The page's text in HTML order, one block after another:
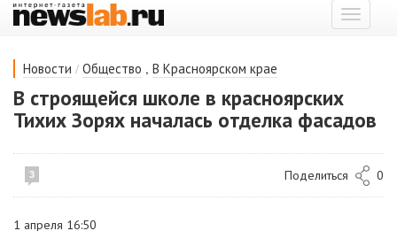
Показать
меню
Новости / Общество , В Красноярском крае
В строящейся школе в красноярских
Тихих Зорях началась отделка фасадов
3 Поделиться 0
1 апреля 16:50